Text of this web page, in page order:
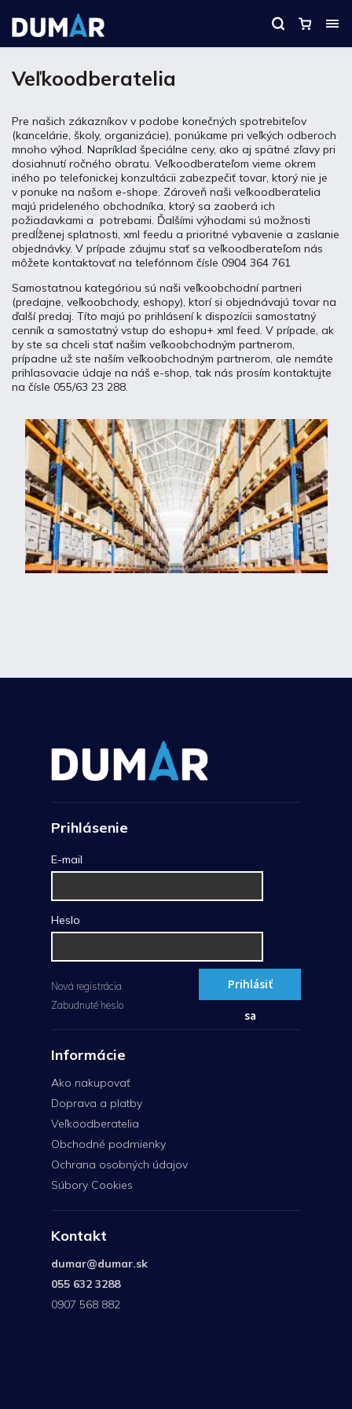
Veľkoodberatelia
Pre našich zákazníkov v podobe konečných spotrebiteľov
(kancelárie, školy, organizácie), ponúkame pri veľkých odberoch
mnoho výhod. Napríklad špeciálne ceny, ako aj spätné zľavy pri
dosiahnutí ročného obratu. Veľkoodberateľom vieme okrem
iného po telefonickej konzultácii zabezpečiť tovar, ktorý nie je
v ponuke na našom e-shope. Zároveň naši veľkoodberatelia
majú prideleného obchodníka, ktorý sa zaoberá ich
požiadavkami a potrebami. Ďalšími výhodami sú možnosti
predĺženej splatnosti, xml feedu a prioritné vybavenie a zaslanie
objednávky. V prípade záujmu stať sa veľkoodberateľom nás
môžete kontaktovať na telefónnom čísle 0904 364 761
Samostatnou kategóriou sú naši veľkoobchodní partneri
(predajne, veľkoobchody, eshopy), ktorí si objednávajú tovar na
ďalší predaj. Títo majú po prihlásení k dispozícii samostatný
cenník a samostatný vstup do eshopu+ xml feed. V prípade, ak
by ste sa chceli stať našim veľkoobchodným partnerom,
prípadne už ste naším veľkoobchodným partnerom, ale nemáte
prihlasovacie údaje na náš e-shop, tak nás prosím kontaktujte
na čísle 055/63 23 288.
Prihlásenie
E-mail
Heslo
Prihlásiť
sa
Nová registrácia
Zabudnuté heslo
Informácie
Ako nakupovať
Doprava a platby
Veľkoodberatelia
Obchodné podmienky
Ochrana osobných údajov
Súbory Cookies
Kontakt
dumar@dumar.sk
055 632 3288
0907 568 882